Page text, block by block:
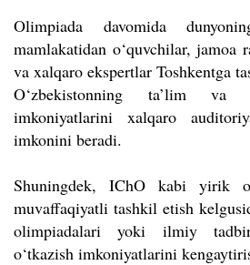
Olimpiada davomida
mamlakatidan o‘quvchilar, jamoa
va xalqaro ekspertlar Toshkentga
O‘zbekistonning ta’lim va
imkoniyatlarini xalqaro
imkonini beradi.
Shuningdek, IChO kabi yirik
muvaffaqiyatli tashkil etish
olimpiadalari yoki ilmiy
o‘tkazish imkoniyatlarini